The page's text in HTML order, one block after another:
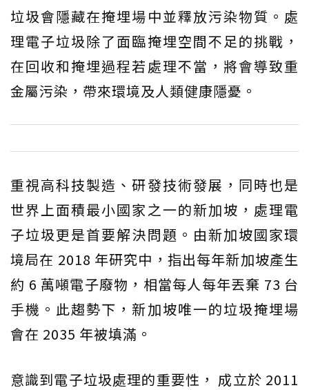
垃圾會隱藏在掩埋場中並釋放污染物質。處
理電子垃圾除了面臨掩埋空間不足的挑戰，
在回收和掩埋過程若處理不當，將會導致重
金屬污染，帶來環境及人類健康隱憂。
重視高科技製造、研發技術發展，同時也是
世界上面積最小國家之一的新加坡，處理電
子垃圾更是首要解決問題。由新加坡國家環
境局在 2018 年研究中，指出每年新加坡產生
約 6 萬噸電子廢物，相當每人每年丟棄 73 台
手機。此趨勢下，新加坡唯一的垃圾掩埋場
會在 2035 年被填滿。
意識到電子垃圾處理的重要性， 成立於 2011